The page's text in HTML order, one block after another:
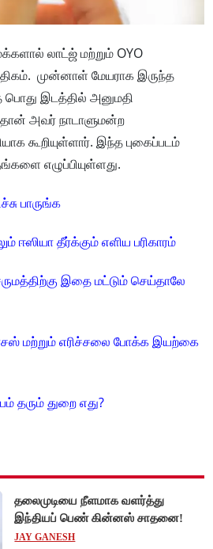
லாட்ஜ் மற்றும் OYO
முன்னாள் மேயராக இருந்த
இடத்தில் அனுமதி
அவர் நாடாளுமன்ற
கூறியுள்ளார். இந்த புகைப்படம்
எழுப்பியுள்ளது.
பாருங்க
ஈஸியா தீர்க்கும் எளிய பரிகாரம்
இதை மட்டும் செய்தாலே
மற்றும் எரிச்சலை போக்க இயற்கை
தரும் துறை எது?
தலைமுடியை நீளமாக வளர்த்து
இந்தியப் பெண் கின்னஸ் சாதனை!
JAY GANESH